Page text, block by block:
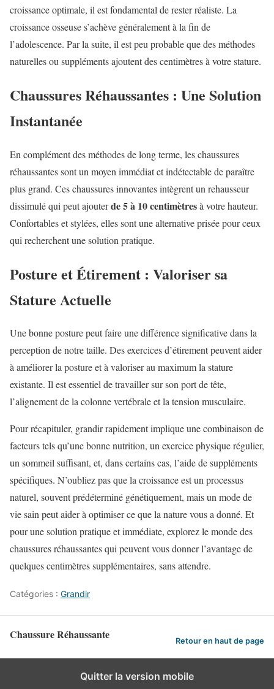
croissance optimale, il est fondamental de rester réaliste. La
croissance osseuse s’achève généralement à la fin de
l’adolescence. Par la suite, il est peu probable que des méthodes
naturelles ou suppléments ajoutent des centimètres à votre stature.
Chaussures Réhaussantes : Une Solution
Instantanée
En complément des méthodes de long terme, les chaussures
réhaussantes sont un moyen immédiat et indétectable de paraître
plus grand. Ces chaussures innovantes intègrent un rehausseur
dissimulé qui peut ajouterde 5 à 10 centimètresà votre hauteur.
Confortables et stylées, elles sont une alternative prisée pour ceux
qui recherchent une solution pratique.
Posture et Étirement : Valoriser sa
Stature Actuelle
Une bonne posture peut faire une différence significative dans la
perception de notre taille. Des exercices d’étirement peuvent aider
à améliorer la posture et à valoriser au maximum la stature
existante. Il est essentiel de travailler sur son port de tête,
l’alignement de la colonne vertébrale et la tension musculaire.
Pour récapituler, grandir rapidement implique une combinaison de
facteurs tels qu’une bonne nutrition, un exercice physique régulier,
un sommeil suffisant, et, dans certains cas, l’aide de suppléments
spécifiques. N’oubliez pas que la croissance est un processus
naturel, souvent prédéterminé génétiquement, mais un mode de
vie sain peut aider à optimiser ce que la nature vous a donné. Et
pour une solution pratique et immédiate, explorez le monde des
chaussures réhaussantes qui peuvent vous donner l’avantage de
quelques centimètres supplémentaires, sans attendre.
Catégories : Grandir
Chaussure Réhaussante Retour en haut de page
Quitter la version mobile